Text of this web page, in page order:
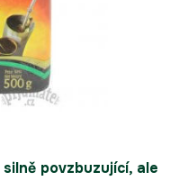
silně povzbuzující, ale